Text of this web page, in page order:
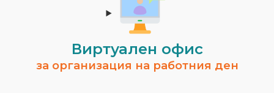
Виртуален офис
за организация на работния ден